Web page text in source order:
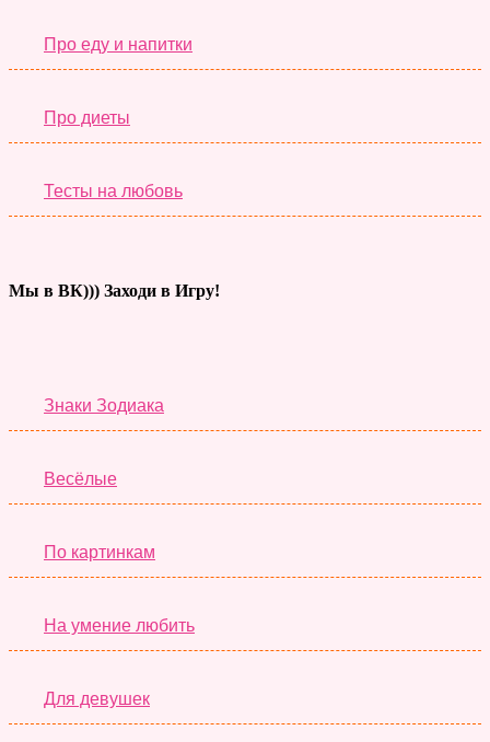
Про еду и напитки
Про диеты
Тесты на любовь
Мы в ВК))) Заходи в Игру!
Знаки Зодиака
Весёлые
По картинкам
На умение любить
Для девушек